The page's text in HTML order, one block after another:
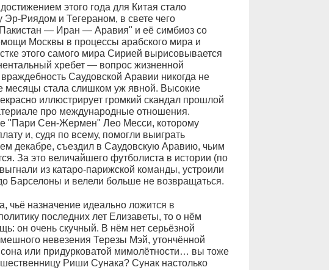
этого года для Китая стало
Риядом и Тегераном, в свете чего
— Иран — Аравия" и её симбиоз со
Москвы в процессы арабского мира и
этого самого мира Сирией вырисовывается
хребет — вопрос жизненной
Саудовской Аравии никогда не
месяцы стала слишком уж явной. Высокие
иллюстрирует громкий скандал прошлой
про международные отношения.
"Пари Сен-Жермен" Лео Месси, которому
и, судя по всему, помогли выиграть
декабре, съездил в Саудовскую Аравию, чьим
За это величайшего футболиста в истории (по
из катаро-парижской команды, устроили
Барселоны и велели больше не возвращаться.
чьё назначение идеально ложится в
последних лет Елизаветы, то о нём
он очень скучный. В нём нет серьёзной
невезения Терезы Мэй, утончённой
или придурковатой мимолётности… вы тоже
Риши Сунака? Сунак настолько